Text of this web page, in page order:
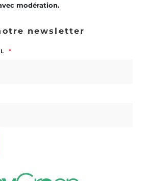
modération.
newsletter